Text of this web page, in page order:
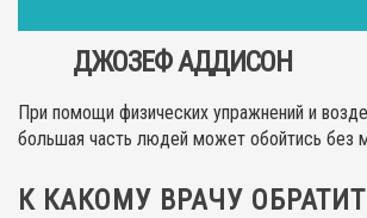
ДЖОЗЕФ АДДИСОН
При помощи физических упражнений и
большая часть людей может обойтись без
К КАКОМУ ВРАЧУ